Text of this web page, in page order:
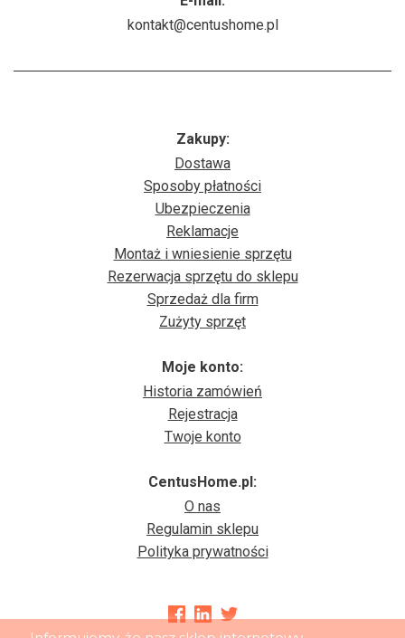
kontakt@centushome.pl
Zakupy:
Dostawa
Sposoby płatności
Ubezpieczenia
Reklamacje
Montaż i wniesienie sprzętu
Rezerwacja sprzętu do sklepu
Sprzedaż dla firm
Zużyty sprzęt
Moje konto:
Historia zamówień
Rejestracja
Twoje konto
CentusHome.pl:
O nas
Regulamin sklepu
Polityka prywatności